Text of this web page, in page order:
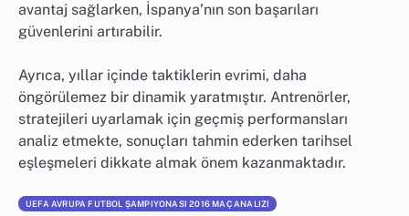
avantaj sağlarken, İspanya’nın son başarıları
güvenlerini artırabilir.
Ayrıca, yıllar içinde taktiklerin evrimi, daha
öngörülemez bir dinamik yaratmıştır. Antrenörler,
stratejileri uyarlamak için geçmiş performansları
analiz etmekte, sonuçları tahmin ederken tarihsel
eşleşmeleri dikkate almak önem kazanmaktadır.
UEFA AVRUPA FUTBOL ŞAMPIYONASI 2016 MAÇ ANALIZI